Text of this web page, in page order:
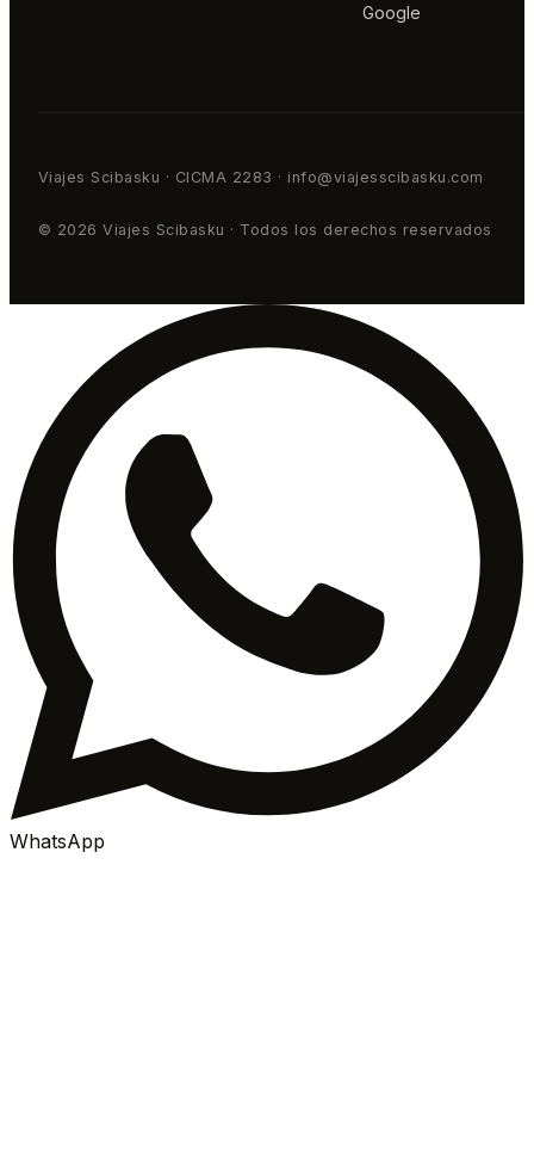
Google
Viajes Scibasku · CICMA 2283 · info@viajesscibasku.com
© 2026 Viajes Scibasku · Todos los derechos reservados
WhatsApp